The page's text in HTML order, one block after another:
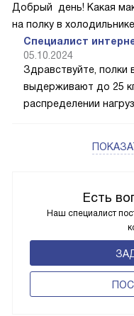
Есть
Наш специалист
Добрый день! Какая
на полку в
Специалист
05.10.2024
Здравствуйте, полки
выдерживают до 25
распределении